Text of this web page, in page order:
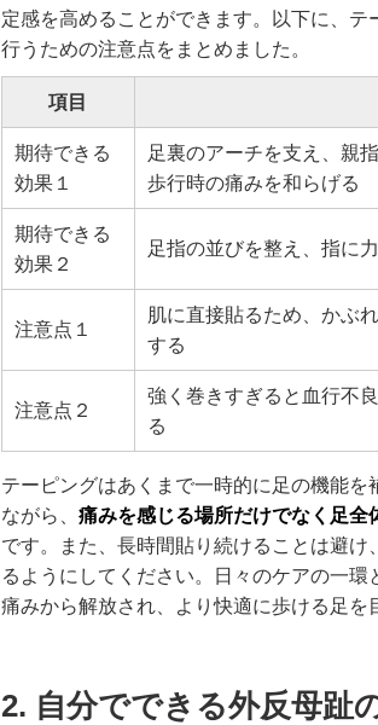
定感を高めることができます。以下に、
行うための注意点をまとめました。
項目
期待できる
効果１
足裏のアーチを支え、親
歩行時の痛みを和らげる
期待できる
効果２
足指の並びを整え、指に
注意点１
肌に直接貼るため、かぶ
する
注意点２
強く巻きすぎると血行不
る
テーピングはあくまで一時的に足の機能
ながら、 痛みを感じる場所だけでなく足全
です。また、長時間貼り続けることは避
るようにしてください。日々のケアの一環
痛みから解放され、より快適に歩ける足を
2. 自分でできる外反母趾